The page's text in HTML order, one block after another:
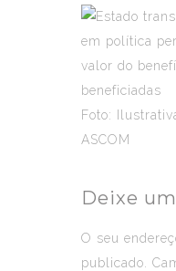
Foto:
ASCOM
Deixe
O seu
publicado.